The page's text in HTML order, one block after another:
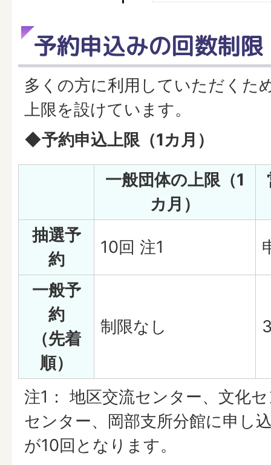
予約申込みの回数制限
多くの方に利用していただくた
上限を設けています。
◆予約申込上限（1カ月）
一般団体の上限（1
カ月）
抽選予
約
10回 注1
一般予
約
（先着
順）
制限なし
注1： 地区交流センター、文化
センター、岡部支所分館に申し
が10回となります。